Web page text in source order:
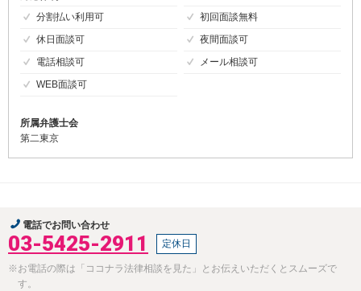
分割払い利用可
初回面談無料
休日面談可
夜間面談可
電話相談可
メール相談可
WEB面談可
所属弁護士会
第二東京
電話でお問い合わせ
03-5425-2911 定休日
※お電話の際は「ココナラ法律相談を見た」とお伝えいただくとスムーズで
す。